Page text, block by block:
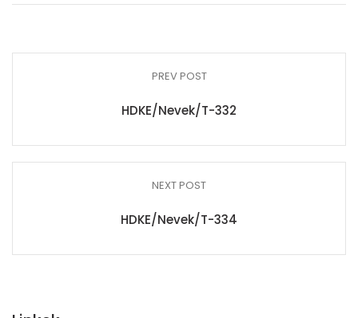
PREV POST
HDKE/Nevek/T-332
NEXT POST
HDKE/Nevek/T-334